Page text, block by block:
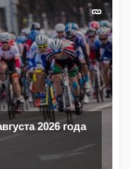
2026 года